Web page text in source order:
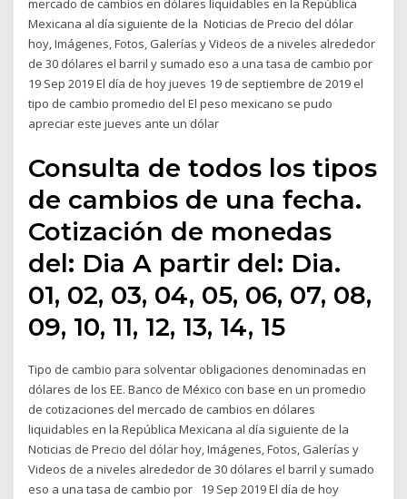
mercado de cambios en dólares liquidables en la República
Mexicana al día siguiente de la Noticias de Precio del dólar
hoy, Imágenes, Fotos, Galerías y Videos de a niveles alrededor
de 30 dólares el barril y sumado eso a una tasa de cambio por
19 Sep 2019 El día de hoy jueves 19 de septiembre de 2019 el
tipo de cambio promedio del El peso mexicano se pudo
apreciar este jueves ante un dólar
Consulta de todos los tipos
de cambios de una fecha.
Cotización de monedas
del: Dia A partir del: Dia.
01, 02, 03, 04, 05, 06, 07, 08,
09, 10, 11, 12, 13, 14, 15
Tipo de cambio para solventar obligaciones denominadas en
dólares de los EE. Banco de México con base en un promedio
de cotizaciones del mercado de cambios en dólares
liquidables en la República Mexicana al día siguiente de la
Noticias de Precio del dólar hoy, Imágenes, Fotos, Galerías y
Videos de a niveles alrededor de 30 dólares el barril y sumado
eso a una tasa de cambio por 19 Sep 2019 El día de hoy